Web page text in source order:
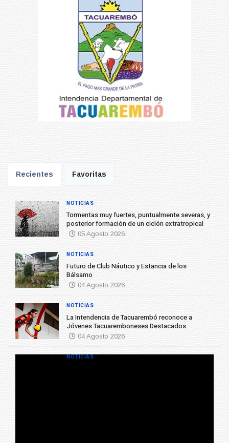
Recientes Favoritas
Tormentas muy fuertes, puntualmente severas, y
posterior formación de un ciclón extratropical
05 Agosto 2026
NOTICIAS
Futuro de Club Náutico y Estancia de los
Bálsamo
04 Agosto 2026
NOTICIAS
La Intendencia de Tacuarembó reconoce a
Jóvenes Tacuaremboneses Destacados
04 Agosto 2026
NOTICIAS
NOTICIAS